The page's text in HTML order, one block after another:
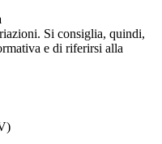
Si consiglia, quindi,
e di riferirsi alla